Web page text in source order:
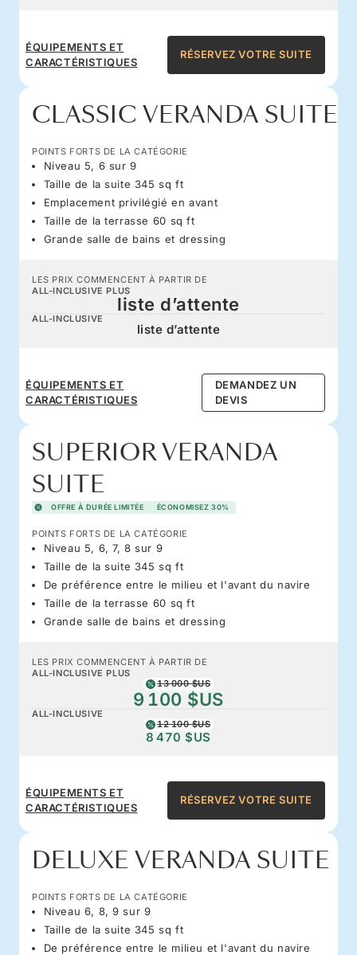
ÉQUIPEMENTS ET
CARACTÉRISTIQUES
RÉSERVEZ VOTRE SUITE
CLASSIC VERANDA SUITE
POINTS FORTS DE LA CATÉGORIE
Niveau 5, 6 sur 9
Taille de la suite 345 sq ft
Emplacement privilégié en avant
Taille de la terrasse 60 sq ft
Grande salle de bains et dressing
LES PRIX COMMENCENT À PARTIR DE
ALL-INCLUSIVE PLUS
liste d’attente
ALL-INCLUSIVE
liste d’attente
ÉQUIPEMENTS ET
CARACTÉRISTIQUES
DEMANDEZ UN
DEVIS
SUPERIOR VERANDA
SUITE
OFFRE À DURÉE LIMITÉE ÉCONOMISEZ 30%
POINTS FORTS DE LA CATÉGORIE
Niveau 5, 6, 7, 8 sur 9
Taille de la suite 345 sq ft
De préférence entre le milieu et l'avant du navire
Taille de la terrasse 60 sq ft
Grande salle de bains et dressing
LES PRIX COMMENCENT À PARTIR DE
ALL-INCLUSIVE PLUS
13 000 $US
9 100 $US
ALL-INCLUSIVE
12 100 $US
8 470 $US
ÉQUIPEMENTS ET
CARACTÉRISTIQUES
RÉSERVEZ VOTRE SUITE
DELUXE VERANDA SUITE
POINTS FORTS DE LA CATÉGORIE
Niveau 6, 8, 9 sur 9
Taille de la suite 345 sq ft
De préférence entre le milieu et l'avant du navire